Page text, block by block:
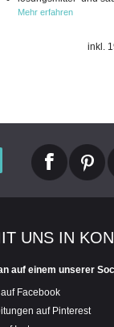
Mehr erfahren
inkl.
UNS IN
auf einem unserer
Facebook
auf Pinterest